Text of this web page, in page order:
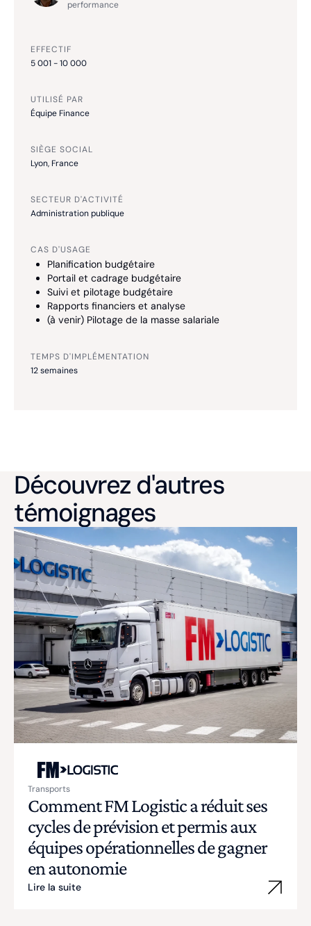
performance
EFFECTIF
5 001 - 10 000
UTILISÉ PAR
Équipe Finance
SIÈGE SOCIAL
Lyon, France
SECTEUR D'ACTIVITÉ
Administration publique
CAS D'USAGE
Planification budgétaire
Portail et cadrage budgétaire
Suivi et pilotage budgétaire
Rapports financiers et analyse
(à venir) Pilotage de la masse salariale
TEMPS D'IMPLÉMENTATION
12 semaines
Découvrez d'autres
témoignages
Transports
Comment FM Logistic a réduit ses
cycles de prévision et permis aux
équipes opérationnelles de gagner
en autonomie
Lire la suite